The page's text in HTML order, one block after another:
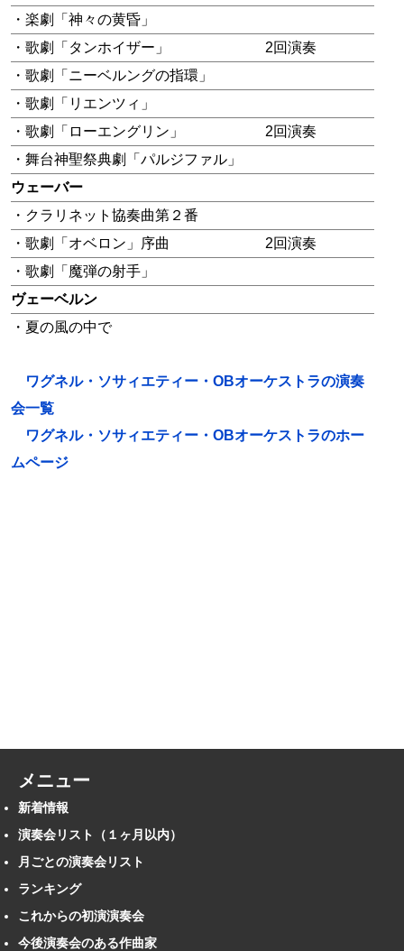
・楽劇「神々の黄昏」
・歌劇「タンホイザー」
2回演奏
・歌劇「ニーベルングの指環」
・歌劇「リエンツィ」
・歌劇「ローエングリン」
2回演奏
・舞台神聖祭典劇「パルジファル」
ウェーバー
・クラリネット協奏曲第２番
・歌劇「オベロン」序曲
2回演奏
・歌劇「魔弾の射手」
ヴェーベルン
・夏の風の中で
ワグネル・ソサィエティー・OBオーケストラの演奏
会一覧
ワグネル・ソサィエティー・OBオーケストラのホー
ムページ
メニュー
新着情報
演奏会リスト（１ヶ月以内）
月ごとの演奏会リスト
ランキング
これからの初演演奏会
今後演奏会のある作曲家